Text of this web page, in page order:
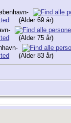
(Alder 69 år)
(Alder 75 år)
(Alder 83 år)